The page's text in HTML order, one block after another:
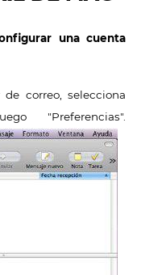
una cuenta
correo, selecciona